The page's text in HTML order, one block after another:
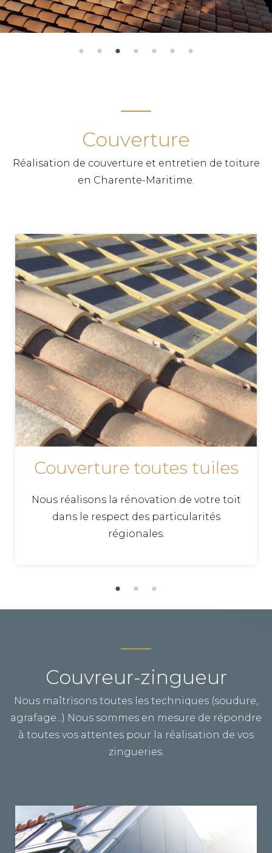
Couverture
Réalisation de couverture et entretien de toiture
en Charente-Maritime.
Couverture toutes tuiles
Nous réalisons la rénovation de votre toit
dans le respect des particularités
régionales.
Couvreur-zingueur
Nous maîtrisons toutes les techniques (soudure,
agrafage...) Nous sommes en mesure de répondre
à toutes vos attentes pour la réalisation de vos
zingueries.